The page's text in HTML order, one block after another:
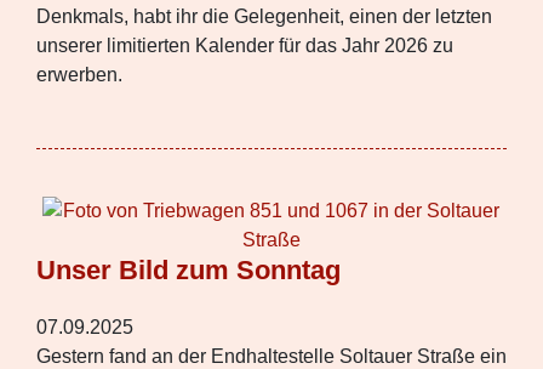
Denkmals, habt ihr die Gelegenheit, einen der letzten
unserer limitierten Kalender für das Jahr 2026 zu
erwerben.
Unser Bild zum Sonntag
07.09.2025
Gestern fand an der Endhaltestelle Soltauer Straße ein